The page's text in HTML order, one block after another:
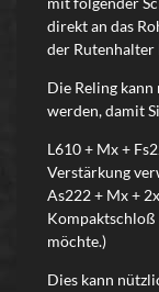
direkt an das
der Rutenhalter
Die Reling
werden, damit
L610 + Mx +
Verstärkung
As222 + Mx +
Kompaktschloß
möchte.)
Dies kann